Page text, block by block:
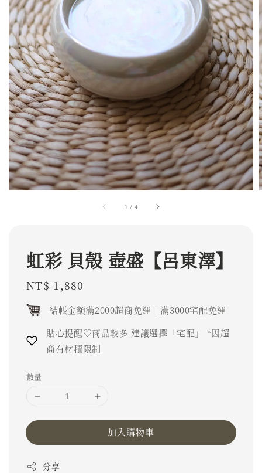
1 / 4
虹彩 貝殼 壺盛【呂東澤】
Regular
price
NT$ 1,880
結帳金額滿2000超商免運｜滿3000宅配免運
貼心提醒♡商品較多 建議選擇「宅配」 *因超
商有材積限制
數量
加入購物車
分享